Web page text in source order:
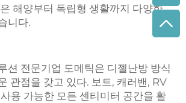
해양부터 독립형 생활까지 다양한
니다.
션 전문기업 도메틱은 디젤난방 방식
관점을 갖고 있다. 보트, 캐러밴, RV
용 가능한 모든 센티미터 공간을 활